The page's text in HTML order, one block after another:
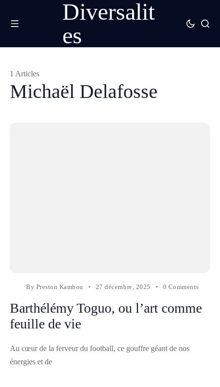
Diversalit
es
Michaël Delafosse
1 Articles
By Preston Kambou 27 décembre, 2025 0 Comments
Barthélémy Toguo, ou l’art comme
feuille de vie
Au cœur de la ferveur du football, ce gouffre géant de nos
énergies et de